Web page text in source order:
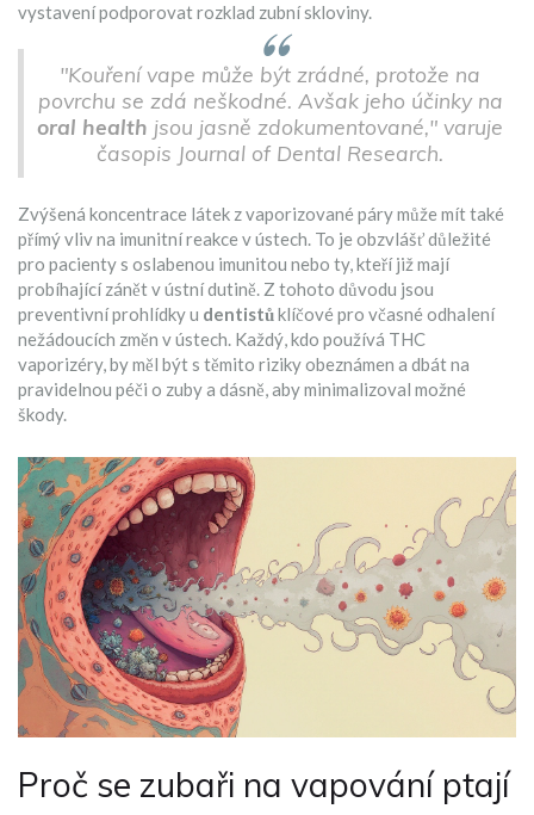
vystavení podporovat rozklad zubní skloviny.
"Kouření vape může být zrádné, protože na
povrchu se zdá neškodné. Avšak jeho účinky na
oral health jsou jasně zdokumentované," varuje
časopis Journal of Dental Research.
Zvýšená koncentrace látek z vaporizované páry může mít také
přímý vliv na imunitní reakce v ústech. To je obzvlášť důležité
pro pacienty s oslabenou imunitou nebo ty, kteří již mají
probíhající zánět v ústní dutině. Z tohoto důvodu jsou
preventivní prohlídky u dentistůklíčové pro včasné odhalení
nežádoucích změn v ústech. Každý, kdo používá THC
vaporizéry, by měl být s těmito riziky obeznámen a dbát na
pravidelnou péči o zuby a dásně, aby minimalizoval možné
škody.
Proč se zubaři na vapování ptají